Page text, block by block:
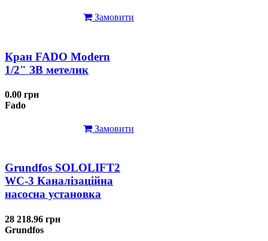
Замовити
Кран FADO Modern
1/2" ЗВ метелик
0.00 грн
Fado
Замовити
Grundfos SOLOLIFT2
WC-3 Каналізаційна
насосна установка
28 218.96 грн
Grundfos